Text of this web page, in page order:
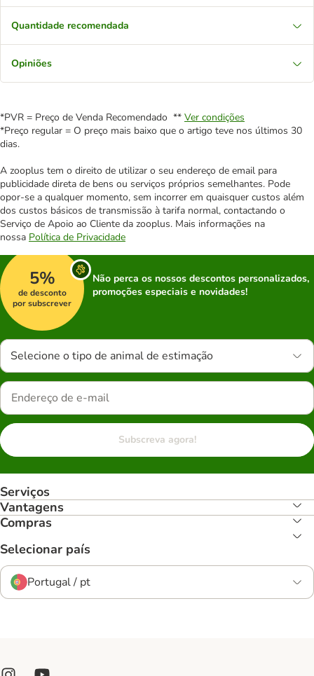
Quantidade recomendada
Opiniões
*PVR = Preço de Venda Recomendado ** Ver condições
*Preço regular = O preço mais baixo que o artigo teve nos últimos 30
dias.
A zooplus tem o direito de utilizar o seu endereço de email para
publicidade direta de bens ou serviços próprios semelhantes. Pode
opor-se a qualquer momento, sem incorrer em quaisquer custos além
dos custos básicos de transmissão à tarifa normal, contactando o
Serviço de Apoio ao Cliente da zooplus. Mais informações na
nossa Política de Privacidade
5%
de desconto
por subscrever
Não perca os nossos descontos personalizados,
promoções especiais e novidades!
Selecione o tipo de animal de estimação
Subscreva agora!
Serviços
Vantagens
Compras
Selecionar país
Portugal / pt